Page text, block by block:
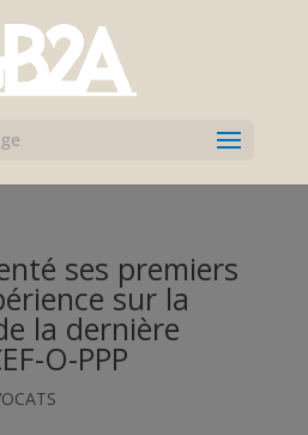
ses premiers
sur la
la dernière
O-PPP